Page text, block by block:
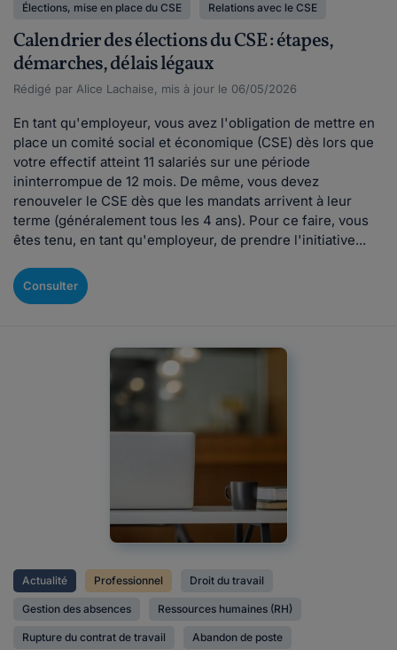
Élections, mise en place du CSE Relations avec le CSE
Calendrier des élections du CSE : étapes,
démarches, délais légaux
Rédigé par Alice Lachaise, mis à jour le 06/05/2026
En tant qu'employeur, vous avez l'obligation de mettre en
place un comité social et économique (CSE) dès lors que
votre effectif atteint 11 salariés sur une période
ininterrompue de 12 mois. De même, vous devez
renouveler le CSE dès que les mandats arrivent à leur
terme (généralement tous les 4 ans). Pour ce faire, vous
êtes tenu, en tant qu'employeur, de prendre l'initiative...
Consulter
Actualité Professionnel Droit du travail
Gestion des absences Ressources humaines (RH)
Rupture du contrat de travail Abandon de poste